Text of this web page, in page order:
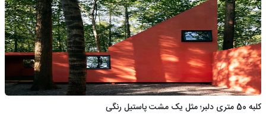
کلبه 50 متری دلبر؛ مثل یک مشت پاستیل رنگی